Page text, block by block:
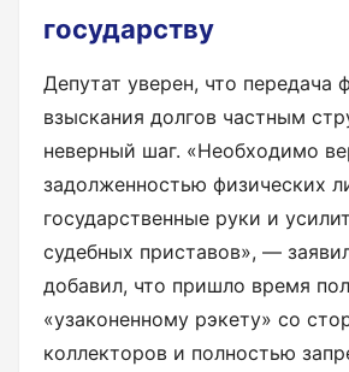
государству
Депутат уверен, что передача
взыскания долгов частным
неверный шаг. «Необходимо
задолженностью физических
государственные руки и
судебных приставов», —
добавил, что пришло время
«узаконенному рэкету» со
коллекторов и полностью